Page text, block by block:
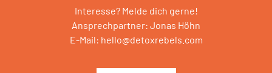
Interesse? Melde dich gerne!
Ansprechpartner: Jonas Höhn
E-Mail: hello@detoxrebels.com